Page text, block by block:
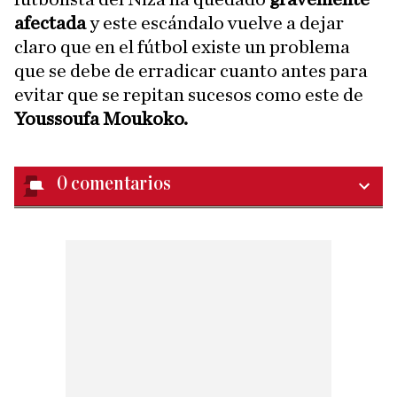
afectaday este escándalo vuelve a dejar
claro que en el fútbol existe un problema
que se debe de erradicar cuanto antes para
evitar que se repitan sucesos como este de
Youssoufa Moukoko.
0 comentarios